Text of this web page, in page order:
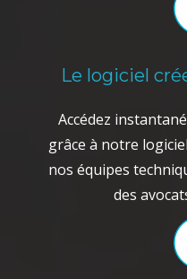
Le logiciel
Accédez
grâce à notre
nos équipes
des